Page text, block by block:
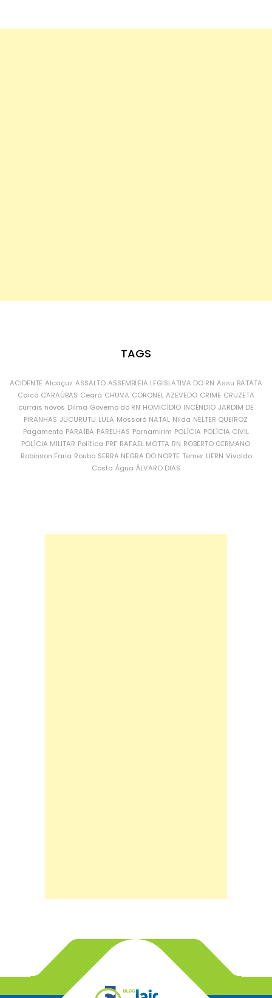
TAGS
ACIDENTE Alcaçuz ASSALTO ASSEMBLEIA LEGISLATIVA DO RN Assu BATATA
Caicó CARAÚBAS Ceará CHUVA CORONEL AZEVEDO CRIME CRUZETA
currais novos Dilma Governo do RN HOMICÍDIO INCÊNDIO JARDIM DE
PIRANHAS JUCURUTU LULA Mossoró NATAL Nilda NÉLTER QUEIROZ
Pagamento PARAÍBA PARELHAS Parnamirim POLÍCIA POLÍCIA CIVIL
POLÍCIA MILITAR Política PRF RAFAEL MOTTA RN ROBERTO GERMANO
Robinson Faria Roubo SERRA NEGRA DO NORTE Temer UFRN Vivaldo
Costa Água ÁLVARO DIAS